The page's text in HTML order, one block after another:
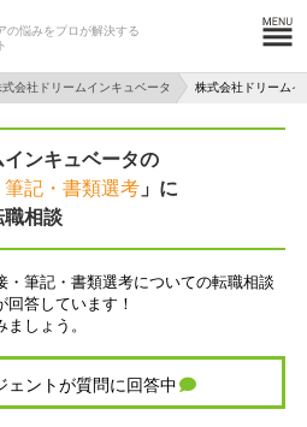
の悩みをプロが解決する
式会社ドリームインキュベータ 株式会社ドリーム
インキュベータの
筆記・書類選考」に
職相談
・筆記・書類選考についての転職相談
答しています！
しょう。
ェントが質問に回答中